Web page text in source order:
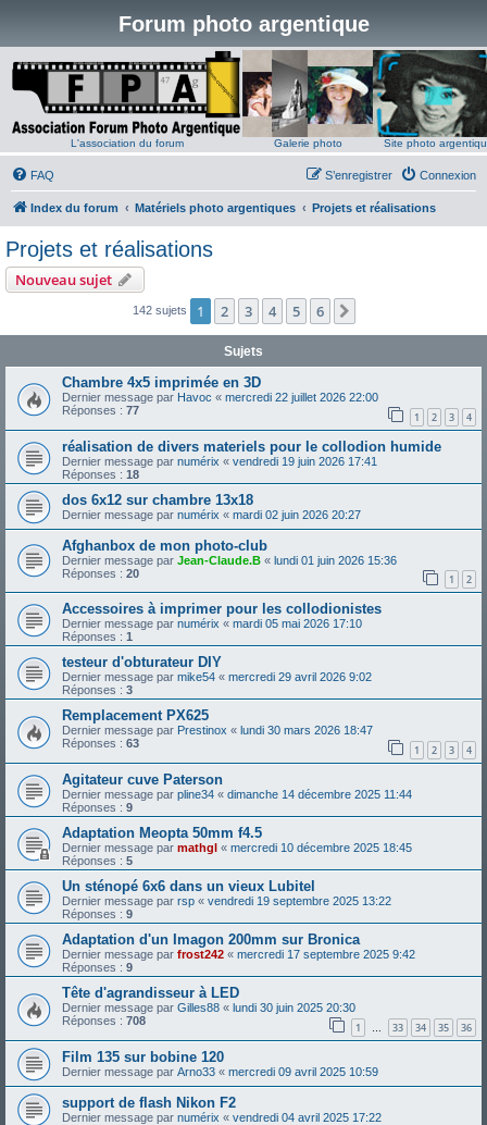
Forum photo argentique
L'association du forum Galerie photo Site photo
FAQ Connexion
S’enregistrer
Index du forum Matériels photo argentiques Projets et réalisations
Projets et réalisations
Nouveau sujet
142 sujets 1 2 3 4 5 6
Sujets
Chambre 4x5 imprimée en 3D
Dernier message par Havoc « mercredi 22 juillet 2026 22:00
Réponses : 77 1 2 3 4
réalisation de divers materiels pour le collodion humide
Dernier message par numérix « vendredi 19 juin 2026 17:41
Réponses : 18
dos 6x12 sur chambre 13x18
Dernier message par numérix « mardi 02 juin 2026 20:27
Afghanbox de mon photo-club
Dernier message par Jean-Claude.B « lundi 01 juin 2026 15:36
Réponses : 20 1 2
Accessoires à imprimer pour les collodionistes
Dernier message par numérix « mardi 05 mai 2026 17:10
Réponses : 1
testeur d'obturateur DIY
Dernier message par mike54 « mercredi 29 avril 2026 9:02
Réponses : 3
Remplacement PX625
Dernier message par Prestinox « lundi 30 mars 2026 18:47
Réponses : 63 1 2 3 4
Agitateur cuve Paterson
Dernier message par pline34 « dimanche 14 décembre 2025 11:44
Réponses : 9
Adaptation Meopta 50mm f4.5
Dernier message par mathgl « mercredi 10 décembre 2025 18:45
Réponses : 5
Un sténopé 6x6 dans un vieux Lubitel
Dernier message par rsp « vendredi 19 septembre 2025 13:22
Réponses : 9
Adaptation d'un Imagon 200mm sur Bronica
Dernier message par frost242 « mercredi 17 septembre 2025 9:42
Réponses : 9
Tête d'agrandisseur à LED
Dernier message par Gilles88 « lundi 30 juin 2025 20:30
Réponses : 708 1 … 33 34 35 36
Film 135 sur bobine 120
Dernier message par Arno33 « mercredi 09 avril 2025 10:59
support de flash Nikon F2
Dernier message par numérix « vendredi 04 avril 2025 17:22